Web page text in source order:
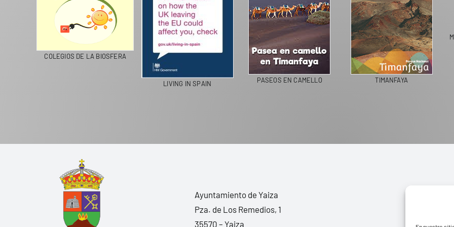
COLEGIOS DE LA BIOSFERA
LIVING IN SPAIN PASEOS EN CAMELLO TIMANFAYA
Ayuntamiento de Yaiza
Pza. de Los Remedios, 1
35570 – Yaiza